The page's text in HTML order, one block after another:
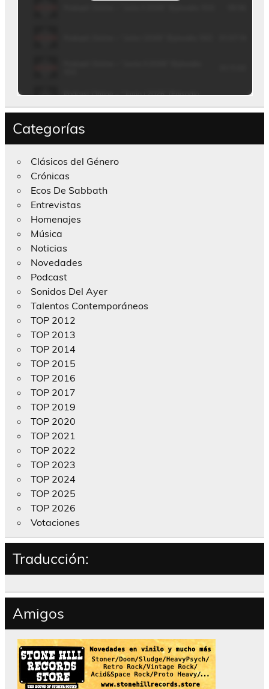
Categorías
Clásicos del Género
Crónicas
Ecos De Sabbath
Entrevistas
Homenajes
Música
Noticias
Novedades
Podcast
Sonidos Del Ayer
Talentos Contemporáneos
TOP 2012
TOP 2013
TOP 2014
TOP 2015
TOP 2016
TOP 2017
TOP 2019
TOP 2020
TOP 2021
TOP 2022
TOP 2023
TOP 2024
TOP 2025
TOP 2026
Votaciones
Traducción:
Amigos